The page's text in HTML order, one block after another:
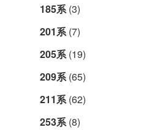
185系(3)
201系(7)
205系(19)
209系(65)
211系(62)
253系(8)